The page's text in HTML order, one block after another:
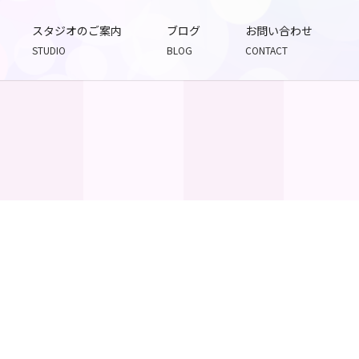
スタジオのご案内
STUDIO
ブログ
BLOG
お問い合わせ
CONTACT